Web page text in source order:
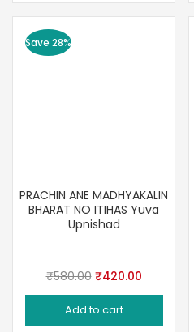
Save 28%
PRACHIN ANE MADHYAKALIN
BHARAT NO ITIHAS Yuva
Upnishad
₹580.00 Original
price
was:
₹420.00Current
price
Add to cart